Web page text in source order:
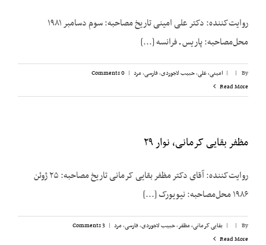
روایت‌کننده: دکتر علی امینی تاریخ مصاحبه: سوم دسامبر ۱۹۸۱
محل‌مصاحبه: پاریس ـ فرانسه [...]
By
|
| امینی، علی,حبیب لاجوردی,فارسی,مرد |
0 Comments
Read More
مظفر بقایی کرمانی، نوار ۲۹
روایت‌کننده: آقای دکتر مظفر بقایی کرمانی تاریخ مصاحبه: ۲۵ ژوئن
۱۹۸۶ محل‌مصاحبه: نیویورک [...]
By
|
| بقایی کرمانی، مظفر,حبیب لاجوردی,فارسی,مرد |
3 Comments
Read More